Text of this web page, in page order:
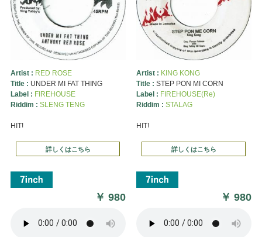
Artist : RED ROSE
Title : UNDER MI FAT THING
Label : FIREHOUSE
Riddim : SLENG TENG
HIT!
詳しくはこちら
￥980
Artist : KING KONG
Title : STEP PON MI CORN
Label : FIREHOUSE(Re)
Riddim : STALAG
HIT!
詳しくはこちら
￥980